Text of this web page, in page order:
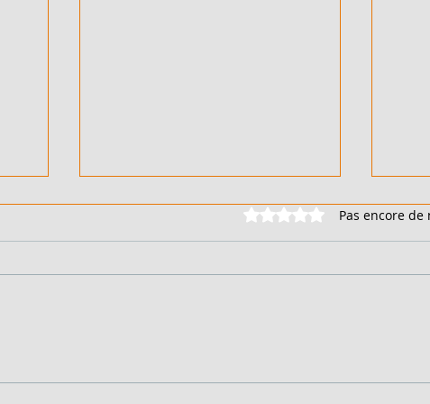
VENTE - COTE D'IVOIRE -
Noté 0 étoile sur 5.
Pas encore de